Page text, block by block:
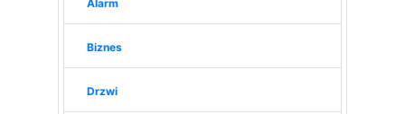
Alarm
Biznes
Drzwi